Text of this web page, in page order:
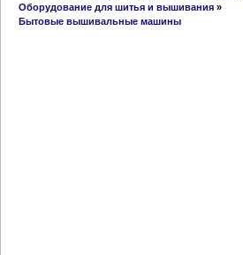
Оборудование для шитья и вышивания »
Бытовые вышивальные машины